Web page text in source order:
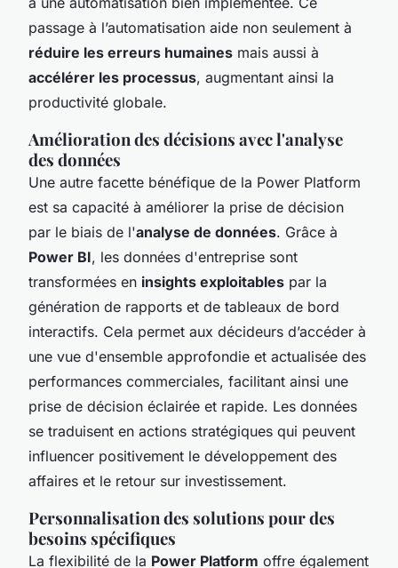
passage à l’automatisation aide non seulement à
réduire les erreurs humaines mais aussi à
accélérer les processus, augmentant ainsi la
productivité globale.
Amélioration des décisions avec l'analyse
des données
Une autre facette bénéfique de la Power Platform
est sa capacité à améliorer la prise de décision
par le biais de l'analyse de données. Grâce à
Power BI, les données d'entreprise sont
transformées en insights exploitables par la
génération de rapports et de tableaux de bord
interactifs. Cela permet aux décideurs d’accéder à
une vue d'ensemble approfondie et actualisée des
performances commerciales, facilitant ainsi une
prise de décision éclairée et rapide. Les données
se traduisent en actions stratégiques qui peuvent
influencer positivement le développement des
affaires et le retour sur investissement.
Personnalisation des solutions pour des
besoins spécifiques
La flexibilité de la Power Platform offre également